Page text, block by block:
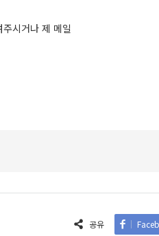
시거나 제 메일
공유